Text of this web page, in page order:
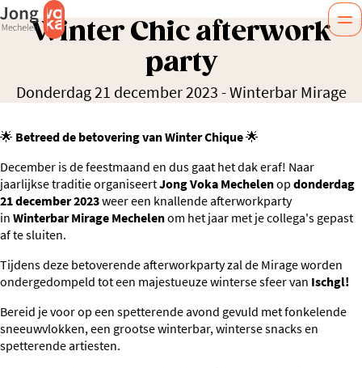
Winter Chic afterwork
party
Donderdag 21 december 2023 -Winterbar Mirage
🌟 Betreed de betovering van Winter Chique🌟
December is de feestmaand en dus gaat het dak eraf! Naar
jaarlijkse traditie organiseertJong Voka Mechelenop donderdag
21 december 2023weer een knallende afterworkparty
in Winterbar Mirage Mechelenom het jaar met je collega's gepast
af te sluiten.
Tijdens deze betoverendeafterworkparty zal de Mirage worden
ondergedompeld tot een majestueuze winterse sfeer van Ischgl!
Bereid je voor op een spetterende avond gevuld met fonkelende
sneeuwvlokken, een grootse winterbar, winterse snacks en
spetterende artiesten.